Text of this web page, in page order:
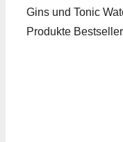
Gins und Tonic
Produkte